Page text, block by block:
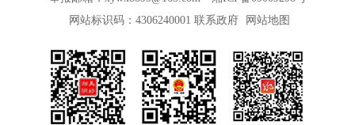
网站标识码：4306240001 联系政府 网站地图